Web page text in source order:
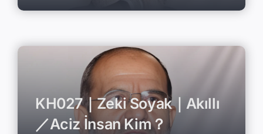
KH027｜Zeki Soyak｜Akıllı
／Aciz İnsan Kim？